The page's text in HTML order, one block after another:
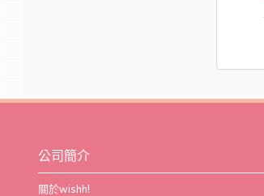
公司簡介
關於wishh!